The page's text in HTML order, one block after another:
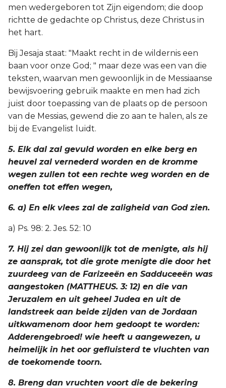
men wedergeboren tot Zijn eigendom; die doop
richtte de gedachte op Christus, deze Christus in
het hart.
Bij Jesaja staat: "Maakt recht in de wildernis een
baan voor onze God; " maar deze was een van die
teksten, waarvan men gewoonlijk in de Messiaanse
bewijsvoering gebruik maakte en men had zich
juist door toepassing van de plaats op de persoon
van de Messias, gewend die zo aan te halen, als ze
bij de Evangelist luidt.
5. Elk dal zal gevuld worden en elke berg en
heuvel zal vernederd worden en de kromme
wegen zullen tot een rechte weg worden en de
oneffen tot effen wegen,
6. a) En elk vlees zal de zaligheid van God zien.
a) Ps. 98: 2. Jes. 52: 10
7. Hij zei dan gewoonlijk tot de menigte, als hij
ze aansprak, tot die grote menigte die door het
zuurdeeg van de Farizeeën en Sadduceeën was
aangestoken (MATTHEUS. 3: 12) en die van
Jeruzalem en uit geheel Judea en uit de
landstreek aan beide zijden van de Jordaan
uitkwamenom door hem gedoopt te worden:
Adderengebroed! wie heeft u aangewezen, u
heimelijk in het oor gefluisterd te vluchten van
de toekomende toorn.
8. Breng dan vruchten voort die de bekering